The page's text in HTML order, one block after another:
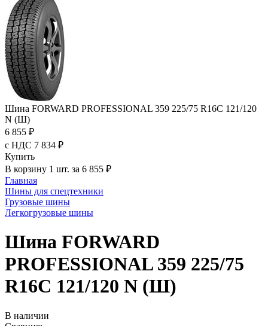
Шина FORWARD PROFESSIONAL 359 225/75 R16C 121/120
N (Ш)
6 855 ₽
с НДС 7 834 ₽
Купить
В корзину 1 шт. за 6 855 ₽
Главная
Шины для спецтехники
Грузовые шины
Легкогрузовые шины
Шина FORWARD
PROFESSIONAL 359 225/75
R16C 121/120 N (Ш)
В наличии